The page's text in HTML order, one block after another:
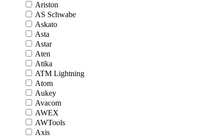
Ariston
AS Schwabe
Askato
Asta
Astar
Aten
Atika
ATM Lightning
Atom
Aukey
Avacom
AWEX
AWTools
Axis